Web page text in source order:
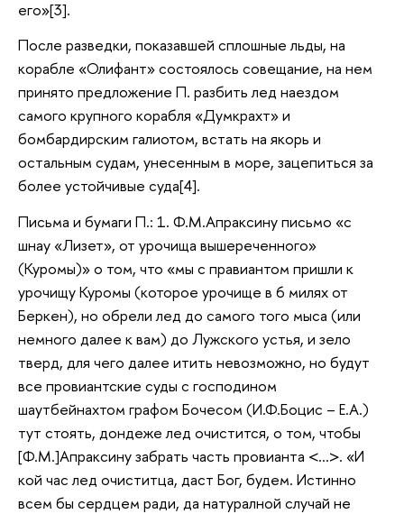
его»[3].
После разведки, показавшей сплошные льды, на
корабле «Олифант» состоялось совещание, на нем
принято предложение П. разбить лед наездом
самого крупного корабля «Думкрахт» и
бомбардирским галиотом, встать на якорь и
остальным судам, унесенным в море, зацепиться за
более устойчивые суда[4].
Письма и бумаги П.: 1. Ф.М.Апраксину письмо «с
шнау «Лизет», от урочища вышереченного»
(Куромы)» о том, что «мы с правиантом пришли к
урочищу Куромы (которое урочище в 6 милях от
Беркен), но обрели лед до самого того мыса (или
немного далее к вам) до Лужского устья, и зело
тверд, для чего далее итить невозможно, но будут
все провиантские суды с господином
шаутбейнахтом графом Бочесом (И.Ф.Боцис – Е.А.)
тут стоять, дондеже лед очистится, о том, чтобы
[Ф.М.]Апраксину забрать часть провианта <…>. «И
кой час лед очиститца, даст Бог, будем. Истинно
всем бы сердцем ради, да натуралной случай не